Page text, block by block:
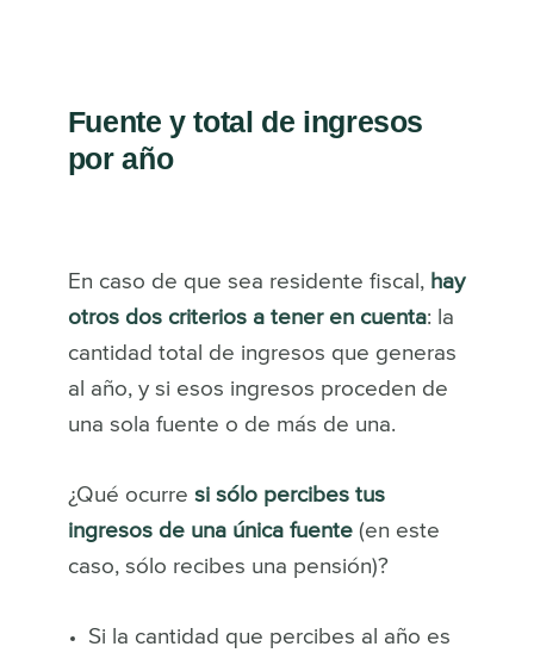
Fuente y total de ingresos
por año
En caso de que sea residente fiscal, hay
otros dos criterios a tener en cuenta: la
cantidad total de ingresos que generas
al año, y si esos ingresos proceden de
una sola fuente o de más de una.
¿Qué ocurre si sólo percibes tus
ingresos de una única fuente(en este
caso, sólo recibes una pensión)?
Si la cantidad que percibes al año es